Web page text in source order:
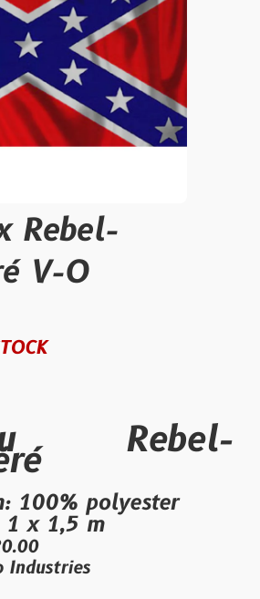
Rebel-
V-O
Rebel-
100% polyester
1 x 1,5 m
Industries